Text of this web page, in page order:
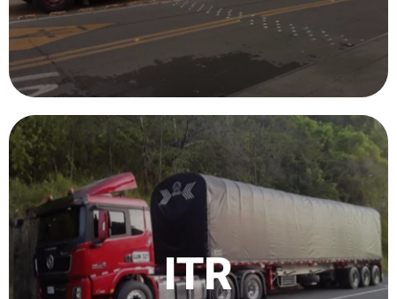
Escríbenos
ITR
El servicio de ITR permite gestionar el traslado del
contenedor de puerto a instalaciones y posterior
inspección se realiza su desembalaje y entrega del
contenedor a puerto nuevamente.